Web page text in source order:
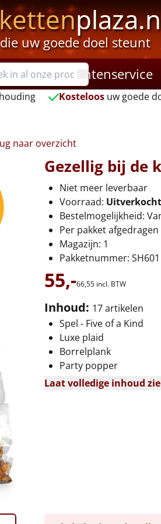
uw goede doel steunt
Klantenservice
Kosteloos uw goede
naar overzicht
Gezellig bij de
Niet meer leverbaar
Voorraad: Uitverkocht
Bestelmogelijkheid:
Per pakket
Magazijn: 1
Pakketnummer: SH601
55,-66,55 incl. BTW
Inhoud: 17 artikelen
Spel - Five of a Kind
Luxe plaid
Borrelplank
Party popper
Laat volledige inhoud